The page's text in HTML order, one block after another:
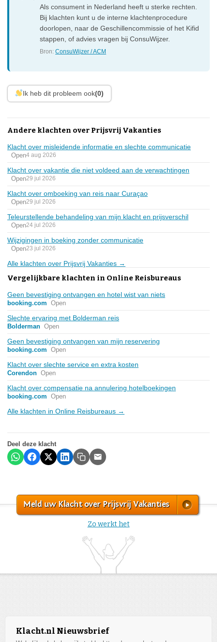
Als consument in Nederland heeft u sterke rechten.
Bij klachten kunt u de interne klachtenprocedure
doorlopen, naar de Geschillencommissie of het Kifid
stappen, of advies vragen bij ConsuWijzer.
Bron:ConsuWijzer / ACM
Ik heb dit probleem ook(0)
Andere klachten over Prijsvrij Vakanties
Klacht over misleidende informatie en slechte communicatie
Open4 aug 2026
Klacht over vakantie die niet voldeed aan de verwachtingen
Open29 jul 2026
Klacht over omboeking van reis naar Curaçao
Open29 jul 2026
Teleurstellende behandeling van mijn klacht en prijsverschil
Open24 jul 2026
Wijzigingen in boeking zonder communicatie
Open23 jul 2026
Alle klachten over Prijsvrij Vakanties →
Vergelijkbare klachten in Online Reisbureaus
Geen bevestiging ontvangen en hotel wist van niets
booking.com Open
Slechte ervaring met Bolderman reis
Bolderman Open
Geen bevestiging ontvangen van mijn reservering
booking.com Open
Klacht over slechte service en extra kosten
Corendon Open
Klacht over compensatie na annulering hotelboekingen
booking.com Open
Alle klachten in Online Reisbureaus →
Deel deze klacht
Meld uw Klacht over Prijsvrij Vakanties
Zo werkt het
Klacht.nl Nieuwsbrief